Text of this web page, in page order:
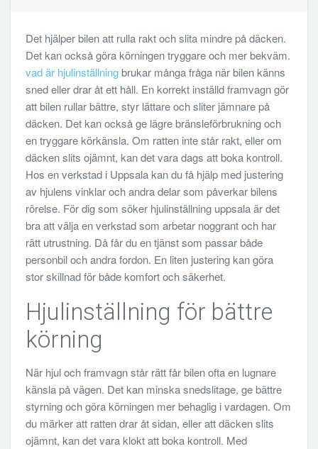
Det hjälper bilen att rulla rakt och slita mindre på däcken.
Det kan också göra körningen tryggare och mer bekväm.
vad är hjulinställningbrukar många fråga när bilen känns
sned eller drar åt ett håll. En korrekt inställd framvagn gör
att bilen rullar bättre, styr lättare och sliter jämnare på
däcken. Det kan också ge lägre bränsleförbrukning och
en tryggare körkänsla. Om ratten inte står rakt, eller om
däcken slits ojämnt, kan det vara dags att boka kontroll.
Hos en verkstad i Uppsala kan du få hjälp med justering
av hjulens vinklar och andra delar som påverkar bilens
rörelse. För dig som söker hjulinställning uppsala är det
bra att välja en verkstad som arbetar noggrant och har
rätt utrustning. Då får du en tjänst som passar både
personbil och andra fordon. En liten justering kan göra
stor skillnad för både komfort och säkerhet.
Hjulinställning för bättre
körning
När hjul och framvagn står rätt får bilen ofta en lugnare
känsla på vägen. Det kan minska snedslitage, ge bättre
styrning och göra körningen mer behaglig i vardagen. Om
du märker att ratten drar åt sidan, eller att däcken slits
ojämnt, kan det vara klokt att boka kontroll. Med